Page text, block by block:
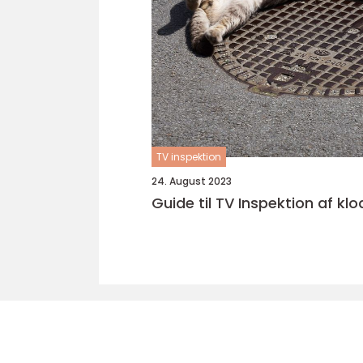
TV inspektion
24. August 2023
Guide til TV Inspektion af